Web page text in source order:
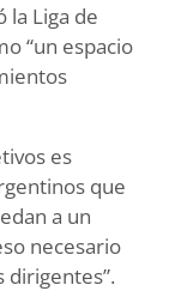
la Liga de
“un espacio
es
que
a un
necesario
dirigentes”.